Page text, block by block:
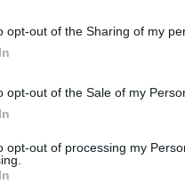
opt-out of the Sharing of my
opt-out of the Sale of my
opt-out of processing my